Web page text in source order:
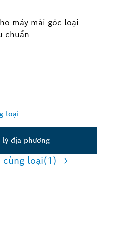
máy mài góc loại
chuẩn
loại
lý địa phương
cùng loại(1)